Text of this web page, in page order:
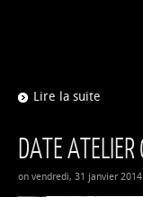
Lire la suite
DATE
on vendredi, 31 janvier